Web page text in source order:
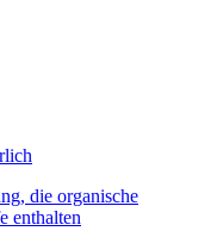
die organische
enthalten